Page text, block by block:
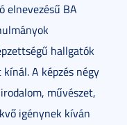
elnevezésű BA
hallgatók
A képzés négy
művészet,
igénynek kíván